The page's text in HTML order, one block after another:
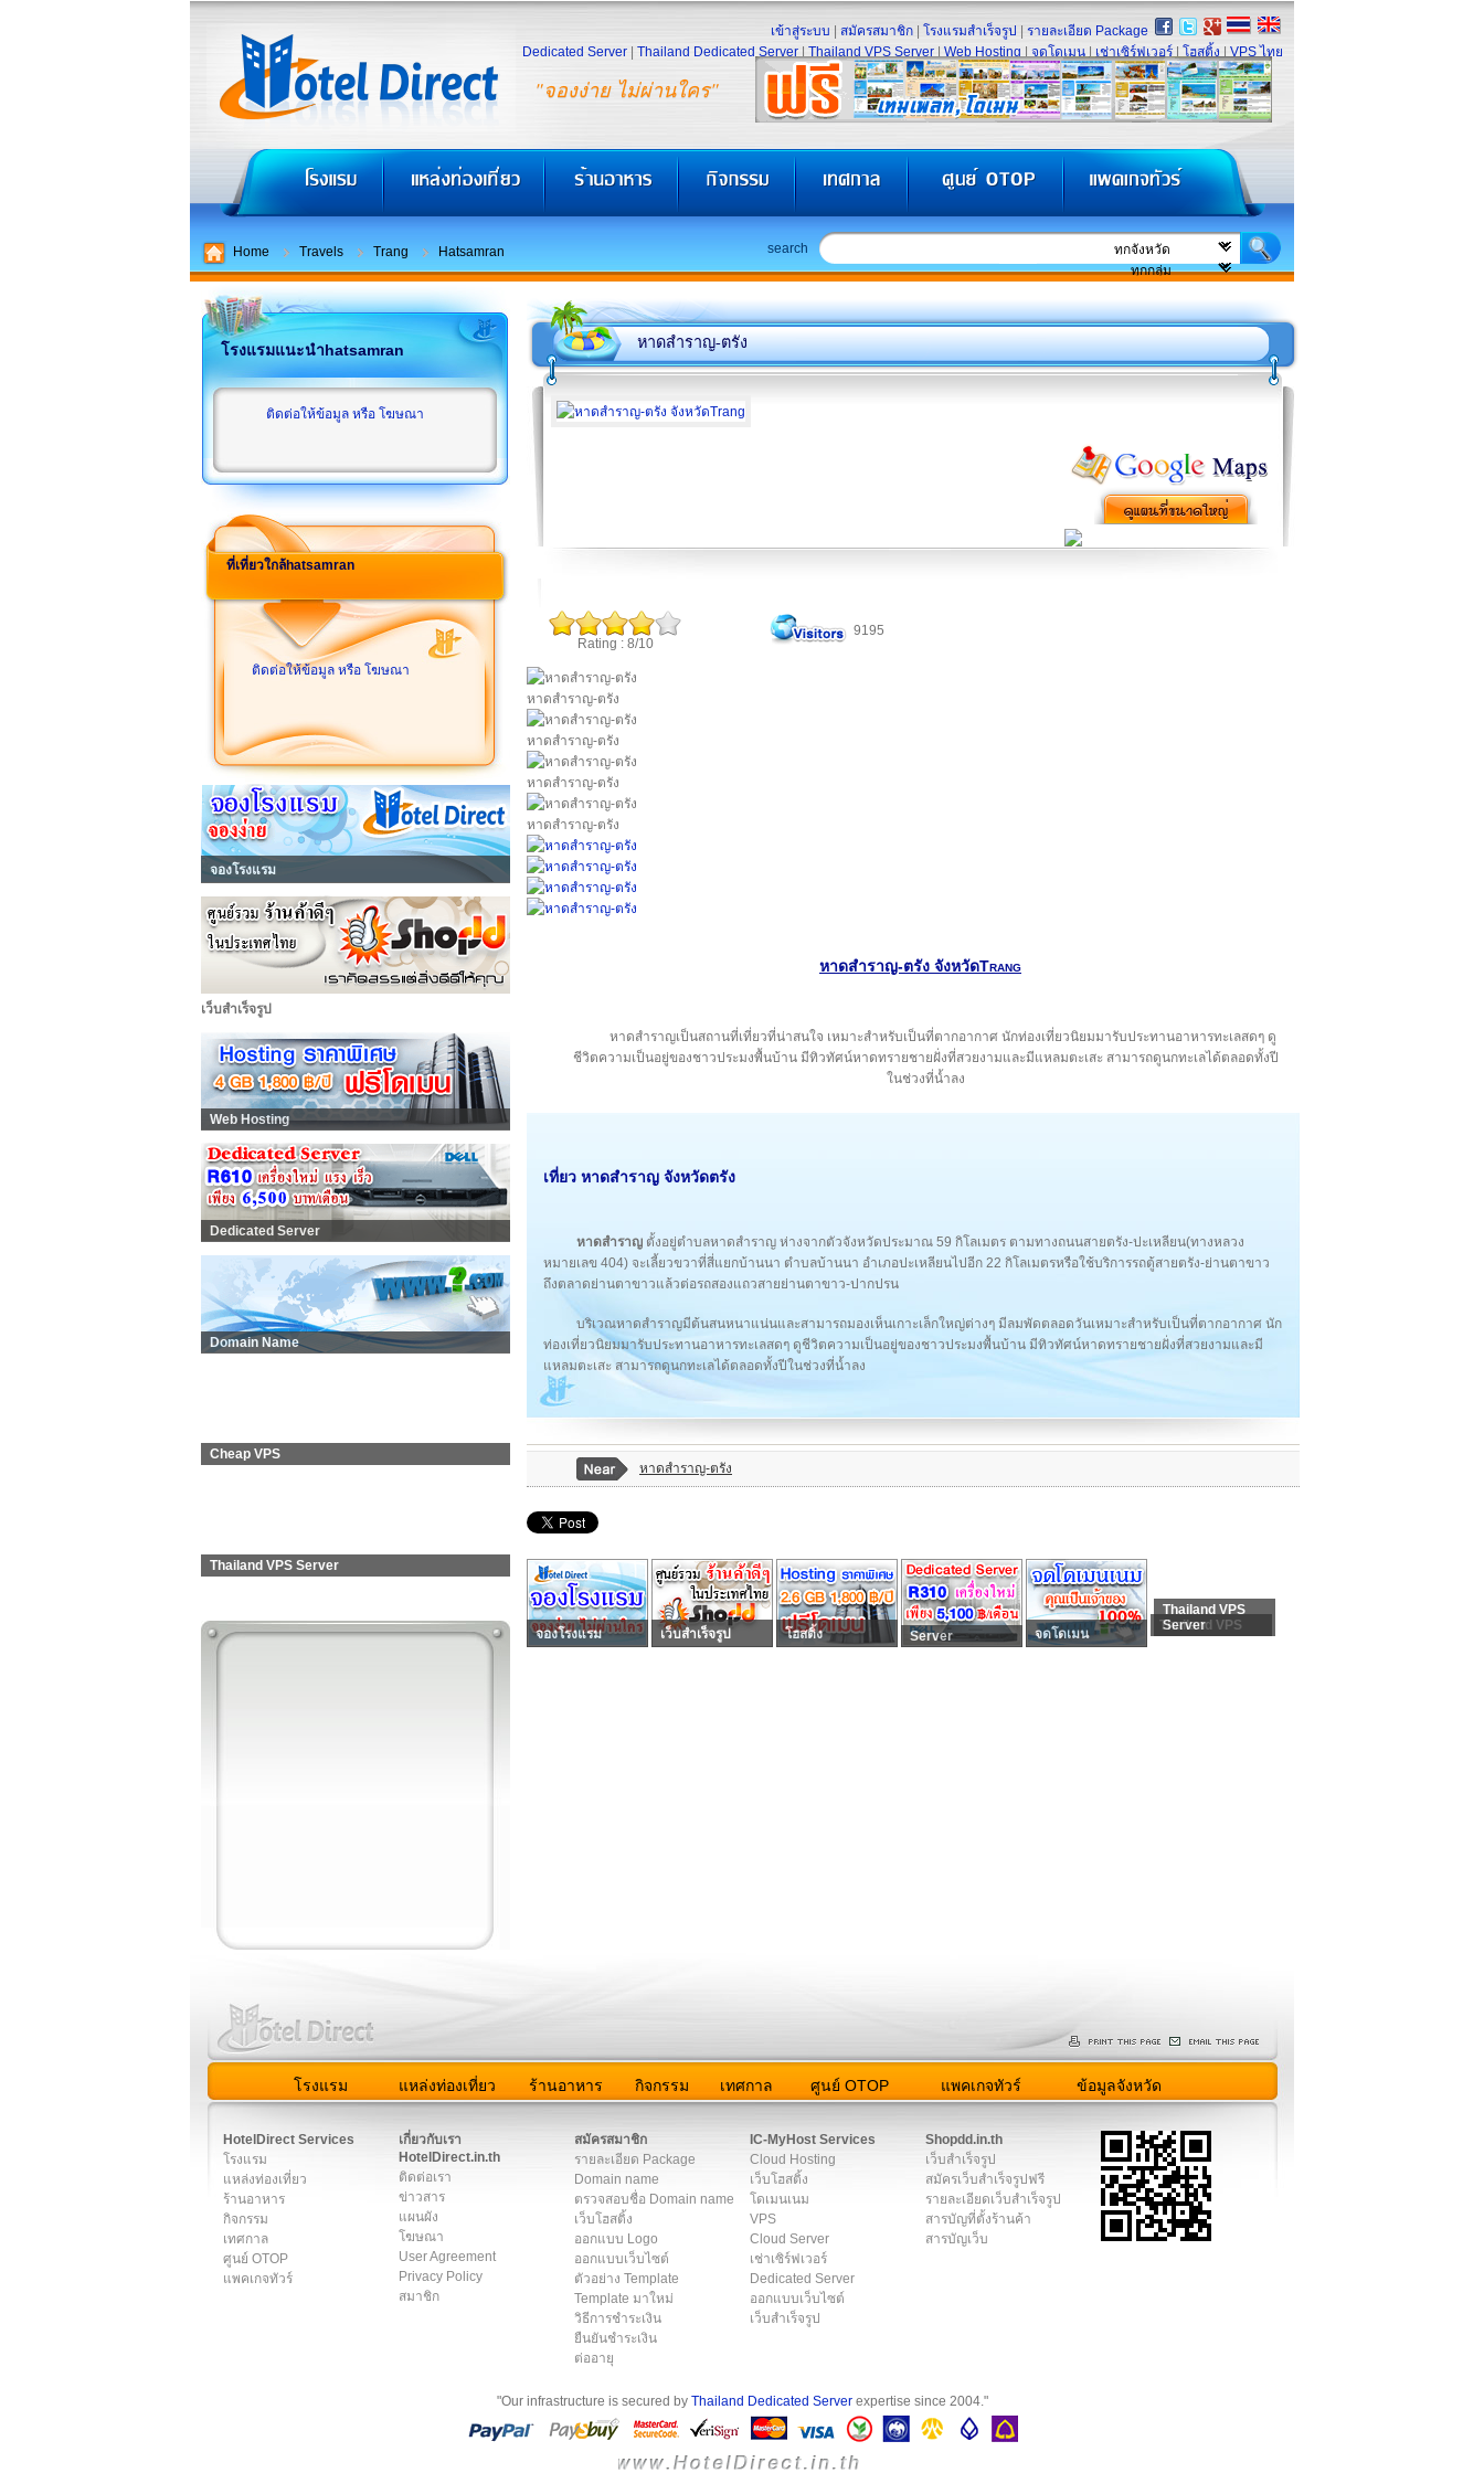
"จองง่าย ไม่ผ่านใคร"
เข้าสู่ระบบ สมัครสมาชิก โรงแรมสำเร็จรูป
รายละเอียด Package
Dedicated Server
Thailand Dedicated Server Thailand VPS Server Web Hosting จดโดเมน เช่าเซิร์ฟเวอร์ โฮสติ้ง VPS ไทย
Home Travels Trang Hatsamran search
โรงแรมแนะนำhatsamran
ติดต่อให้ข้อมูล หรือ โฆษณา
ที่เที่ยวใกล้hatsamran
ติดต่อให้ข้อมูล หรือ โฆษณา
จองโรงแรม
เว็บสำเร็จรูป
Web Hosting
Dedicated Server
Domain Name
Cheap VPS
Thailand VPS Server
หาดสำราญ-ตรัง
Rating : 8/10
9195
หาดสำราญ-ตรัง
หาดสำราญ-ตรัง
หาดสำราญ-ตรัง
หาดสำราญ-ตรัง
หาดสำราญ-ตรัง จังหวัดTrang
หาดสำราญเป็นสถานที่เที่ยวที่น่าสนใจ เหมาะสำหรับเป็นที่ตากอากาศ นักท่องเที่ยวนิยมมารับประทานอาหารทะเลสดๆ ดู
ชีวิตความเป็นอยู่ของชาวประมงพื้นบ้าน มีทิวทัศน์หาดทรายชายฝั่งที่สวยงามและมีแหลมตะเสะ สามารถดูนกทะเลได้ตลอดทั้งปี
ในช่วงที่น้ำลง
เที่ยว หาดสำราญ จังหวัดตรัง
หาดสำราญ ตั้งอยู่ตำบลหาดสำราญ ห่างจากตัวจังหวัดประมาณ 59 กิโลเมตร ตามทางถนนสายตรัง-ปะเหลียน(ทางหลวง
หมายเลข 404) จะเลี้ยวขวาที่สี่แยกบ้านนา ตำบลบ้านนา อำเภอปะเหลียนไปอีก 22 กิโลเมตรหรือใช้บริการรถตู้สายตรัง-ย่านตาขาว
ถึงตลาดย่านตาขาวแล้วต่อรถสองแถวสายย่านตาขาว-ปากปรน
บริเวณหาดสำราญมีต้นสนหนาแน่นและสามารถมองเห็นเกาะเล็กใหญ่ต่างๆ มีลมพัดตลอดวันเหมาะสำหรับเป็นที่ตากอากาศ นัก
ท่องเที่ยวนิยมมารับประทานอาหารทะเลสดๆ ดูชีวิตความเป็นอยู่ของชาวประมงพื้นบ้าน มีทิวทัศน์หาดทรายชายฝั่งที่สวยงามและมี
แหลมตะเสะ สามารถดูนกทะเลได้ตลอดทั้งปีในช่วงที่น้ำลง
หาดสำราญ-ตรัง
จองโรงแรม เว็บสำเร็จรูป โฮสติ้ง Server จดโดเมน
Thailand VPS
Thailand VPS
Server
โรงแรม แหล่งท่องเที่ยว ร้านอาหาร กิจกรรม เทศกาล ศูนย์ OTOP แพคเกจทัวร์ ข้อมูลจังหวัด
HotelDirect Services
โรงแรม
แหล่งท่องเที่ยว
ร้านอาหาร
กิจกรรม
เทศกาล
ศูนย์ OTOP
แพคเกจทัวร์
เกี่ยวกับเรา
HotelDirect.in.th
ติดต่อเรา
ข่าวสาร
แผนผัง
โฆษณา
User Agreement
Privacy Policy
สมาชิก
สมัครสมาชิก
รายละเอียด Package
Domain name
ตรวจสอบชื่อ Domain name
เว็บโฮสติ้ง
ออกแบบ Logo
ออกแบบเว็บไซต์
ตัวอย่าง Template
Template มาใหม่
วิธีการชำระเงิน
ยืนยันชำระเงิน
ต่ออายุ
IC-MyHost Services
Cloud Hosting
เว็บโฮสติ้ง
โดเมนเนม
VPS
Cloud Server
เช่าเซิร์ฟเวอร์
Dedicated Server
ออกแบบเว็บไซต์
เว็บสำเร็จรูป
Shopdd.in.th
เว็บสำเร็จรูป
สมัครเว็บสำเร็จรูปฟรี
รายละเอียดเว็บสำเร็จรูป
สารบัญที่ตั้งร้านค้า
สารบัญเว็บ
"Our infrastructure is secured by Thailand Dedicated Serverexpertise since 2004."